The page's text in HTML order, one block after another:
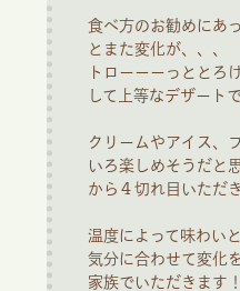
食べ方のお勧めにあ
とまた変化が、、、
トローーーっととろ
して上等なデザートで
クリームやアイス、
いろ楽しめそうだと
から４切れ目いただ
温度によって味わい
気分に合わせて変化
家族でいただきます！